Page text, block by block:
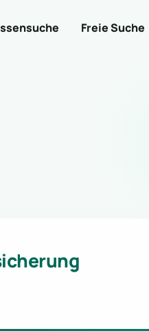
Freie Suche